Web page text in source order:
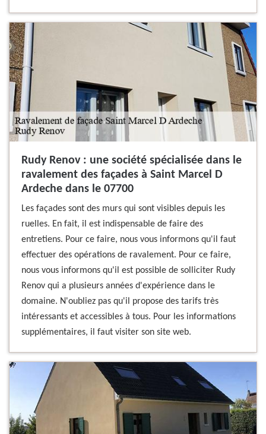
Rudy Renov : une société spécialisée dans le
ravalement des façades à Saint Marcel D
Ardeche dans le 07700
Les façades sont des murs qui sont visibles depuis les
ruelles. En fait, il est indispensable de faire des
entretiens. Pour ce faire, nous vous informons qu'il faut
effectuer des opérations de ravalement. Pour ce faire,
nous vous informons qu'il est possible de solliciter Rudy
Renov qui a plusieurs années d'expérience dans le
domaine. N'oubliez pas qu'il propose des tarifs très
intéressants et accessibles à tous. Pour les informations
supplémentaires, il faut visiter son site web.